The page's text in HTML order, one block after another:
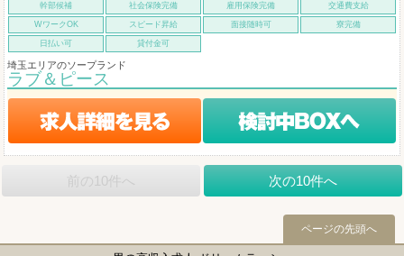
幹部候補 社会保険完備 雇用保険完備 交通費支給
WワークOK スピード昇給 面接随時可 寮完備
日払い可 貸付金可
埼玉エリアのソープランド
ラブ＆ピース
前の10件へ 次の10件へ
ページの先頭へ